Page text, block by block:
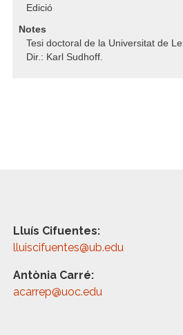
Edició
Notes
Tesi doctoral de la Universitat de
Dir.: Karl Sudhoff.
Lluís Cifuentes:
lluiscifuentes@ub.edu
Antònia Carré:
acarrep@uoc.edu